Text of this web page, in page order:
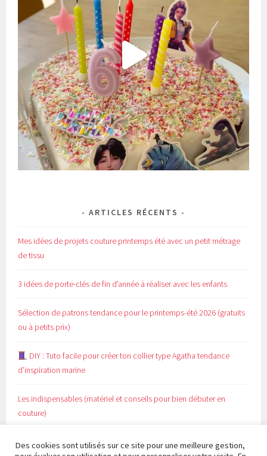
ARTICLES RÉCENTS
Mes idées de projets couture printemps été avec un petit métrage
de tissu
3 idées de porte-clés de fin d’année à réaliser avec les enfants
Sélection de patrons tendance pour le printemps-été 2026 (gratuits
ou à petits prix)
DIY : Tuto facile pour créer ton collier type Agatha tendance
d’inspiration marine
Les indispensables (matériel et conseils pour bien débuter en
couture)
Des cookies sont utilisés sur ce site pour une meilleure gestion,